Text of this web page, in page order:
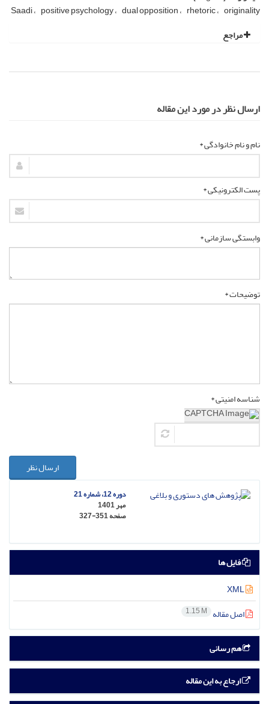
Saadi positive psychology dual opposition rhetoric originality
مراجع
ارسال نظر در مورد این مقاله
نام و نام خانوادگی *
پست الکترونیکی *
وابستگی سازمانی *
توضیحات *
شناسه امنیتی *
ارسال نظر
دوره 12، شماره 21
مهر 1401
صفحه327-351
فایل ها
اصل مقاله 1.15 M
هم رسانی
ارجاع به این مقاله